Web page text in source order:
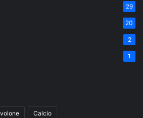
29
20
2
1
Calcio